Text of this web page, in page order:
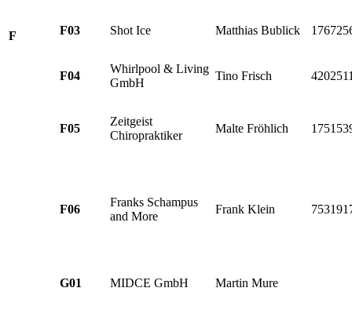
F F03 Shot Ice Matthias Bublick
F04
Whirlpool & Living
GmbH
Tino Frisch
F05
Zeitgeist
Chiropraktiker
Malte Fröhlich
F06
Franks Schampus
and More
Frank Klein
G01 MIDCE GmbH Martin Mure